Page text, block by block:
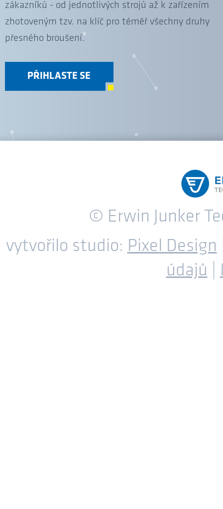
zákazníků - od jednotlivých strojů až k zařízením
zhotoveným tzv. na klíč pro téměř všechny druhy
přesného broušení.
PŘIHLASTE SE
© Erwin Junker
vytvořilo studio: Pixel Design
údajů